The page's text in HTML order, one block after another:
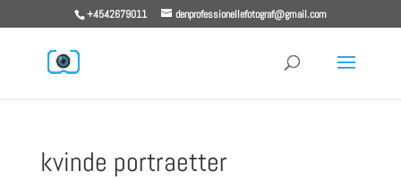
+4542679011 denprofessionellefotograf@gmail.com
kvinde portraetter